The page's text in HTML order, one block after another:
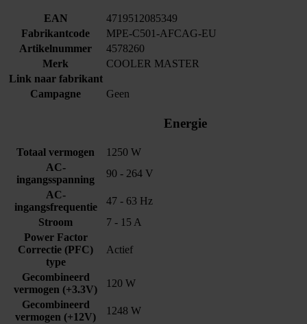
EAN
4719512085349
Fabrikantcode
MPE-C501-AFCAG-EU
Artikelnummer
4578260
Merk
COOLER MASTER
Link naar fabrikant
Campagne
Geen
Energie
Totaal vermogen
1250 W
AC-
ingangsspanning
90 - 264 V
AC-
ingangsfrequentie
47 - 63 Hz
Stroom
7 - 15 A
Power Factor
Correctie (PFC)
type
Actief
Gecombineerd
vermogen (+3.3V)
120 W
Gecombineerd
vermogen (+12V)
1248 W